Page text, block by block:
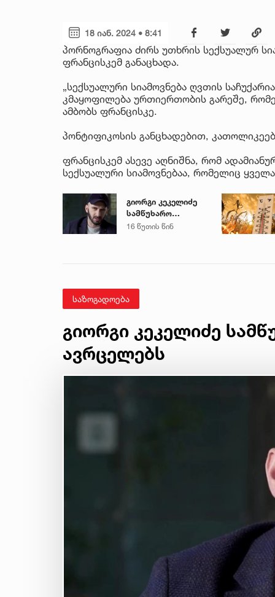
18 იან. 2024 • 8:41
პორნოგრაფია ძირს უთხრის სექსუალურ
ფრანცისკემ განაცხადა.
„სექსუალური სიამოვნება ღვთის
კმაყოფილება ურთიერთობის გარეშე,
ამბობს ფრანცისკე.
პონტიფიკოსის განცხადებით,
ფრანცისკემ ასევე აღნიშნა, რომ
სექსუალური სიამოვნებაა, რომელიც
გიორგი კეკელიძე
სამწუხარო
ინფორმაციას
16 წუთის წინ
საზოგადოება
გიორგი კეკელიძე
ავრცელებს